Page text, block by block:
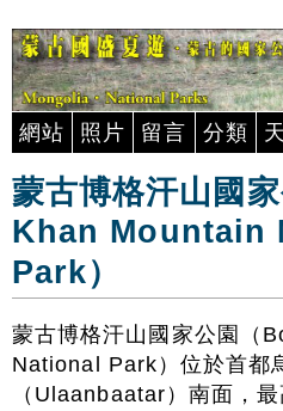
網站 照片 留言 分類
蒙古博格汗山國
Khan Mountain
Park）
蒙古博格汗山國家公園（
National Park）位於首都
（Ulaanbaatar）南面，